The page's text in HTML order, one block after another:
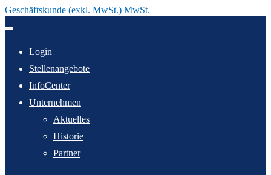
Geschäftskunde (exkl. MwSt.) MwSt.
Inhalt
Login
Stellenangebote
InfoCenter
Unternehmen
Aktuelles
Historie
Partner